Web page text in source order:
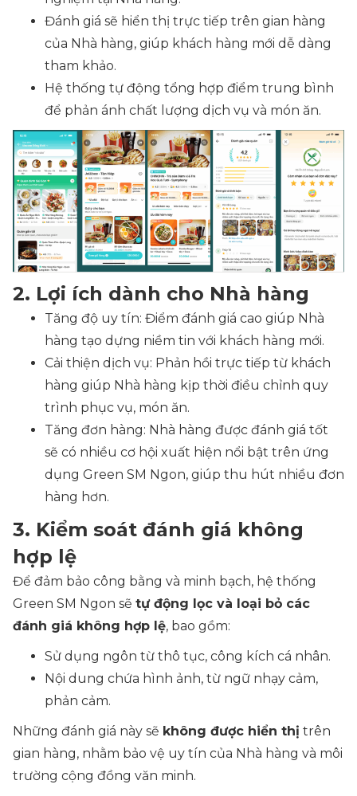
Đánh giá sẽ hiển thị trực tiếp trên gian hàng
của Nhà hàng, giúp khách hàng mới dễ dàng
tham khảo.
Hệ thống tự động tổng hợp điểm trung bình
để phản ánh chất lượng dịch vụ và món ăn.
2. Lợi ích dành cho Nhà hàng
Tăng độ uy tín: Điểm đánh giá cao giúp Nhà
hàng tạo dựng niềm tin với khách hàng mới.
Cải thiện dịch vụ: Phản hồi trực tiếp từ khách
hàng giúp Nhà hàng kịp thời điều chỉnh quy
trình phục vụ, món ăn.
Tăng đơn hàng: Nhà hàng được đánh giá tốt
sẽ có nhiều cơ hội xuất hiện nổi bật trên ứng
dụng Green SM Ngon, giúp thu hút nhiều đơn
hàng hơn.
3. Kiểm soát đánh giá không
hợp lệ
Để đảm bảo công bằng và minh bạch, hệ thống
Green SM Ngon sẽ tự động lọc và loại bỏ các
đánh giá không hợp lệ, bao gồm:
Sử dụng ngôn từ thô tục, công kích cá nhân.
Nội dung chứa hình ảnh, từ ngữ nhạy cảm,
phản cảm.
Những đánh giá này sẽ không được hiển thị trên
gian hàng, nhằm bảo vệ uy tín của Nhà hàng và môi
trường cộng đồng văn minh.